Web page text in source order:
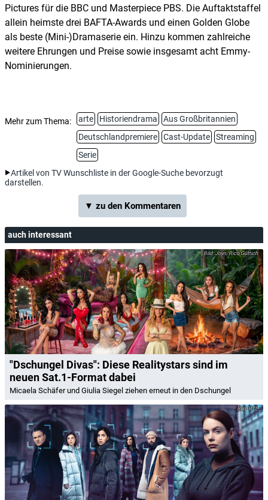
Pictures für die BBC und Masterpiece PBS. Die Auftaktstaffel
allein heimste drei BAFTA-Awards und einen Golden Globe
als beste (Mini-)Dramaserie ein. Hinzu kommen zahlreiche
weitere Ehrungen und Preise sowie insgesamt acht Emmy-
Nominierungen.
Mehr zum Thema: arte Historiendrama
Aus Großbritannien
Deutschlandpremiere
Cast-Update
Streaming
Serie
Artikel von TV Wunschliste in der Google-Suche bevorzugt
darstellen.
▼ zu den Kommentaren
auch interessant
Joyn/Rico Güttich
"Dschungel Divas": Diese Realitystars sind im
neuen Sat.1-Format dabei
Micaela Schäfer und Giulia Siegel ziehen erneut in den Dschungel
RTL